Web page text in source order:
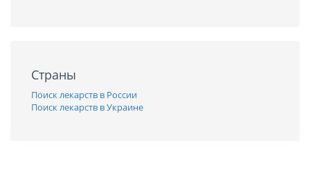
Страны
Поиск лекарств в России
Поиск лекарств в Украине